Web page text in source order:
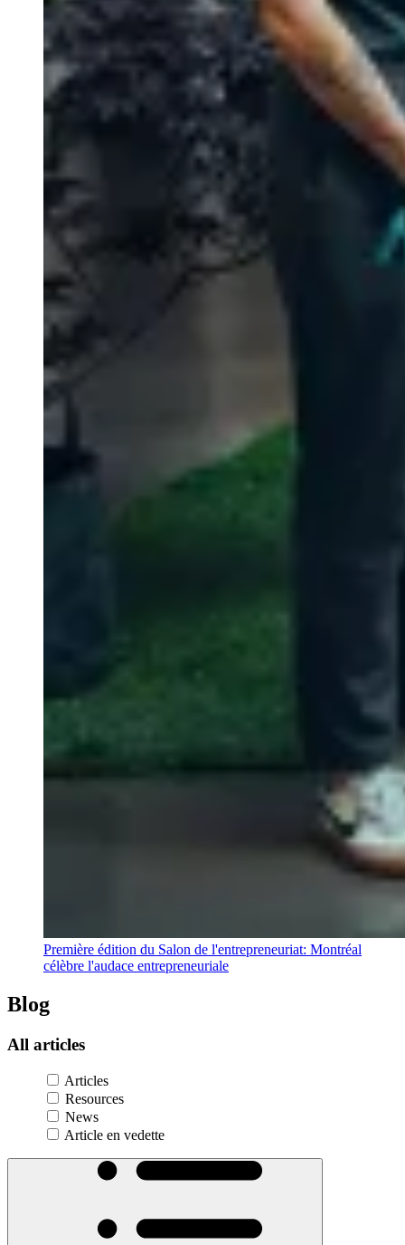
Première édition du Salon de l'entrepreneuriat: Montréal
célèbre l'audace entrepreneuriale
Blog
All articles
Articles
Resources
News
Article en vedette